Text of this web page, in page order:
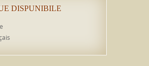
DISPUNIBILE